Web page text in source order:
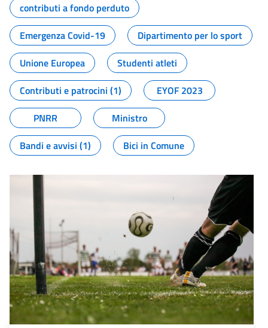
contributi a fondo perduto
Emergenza Covid-19
Dipartimento per lo sport
Unione Europea
Studenti atleti
Contributi e patrocini (1)
EYOF 2023
PNRR
Ministro
Bandi e avvisi (1)
Bici in Comune